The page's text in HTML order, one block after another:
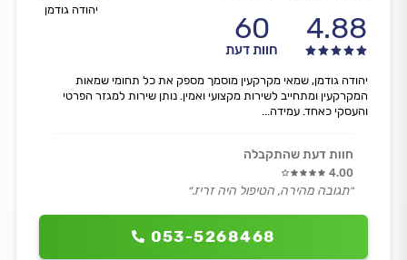
יהודה גודמן
4.88
60
חוות דעת
053-5268468
יהודה גודמן, שמאי מקרקעין מוסמך מספק את כל תחומי שמאות
המקרקעין ומתחייב לשירות מקצועי ואמין. נותן שירות למגזר הפרטי
והעסקי כאחד. עמידה...
חוות דעת שהתקבלה
4.00
״תגובה מהירה, הטיפול היה זריז.״